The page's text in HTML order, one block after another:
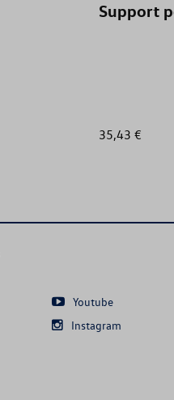
Support
35,43 €
Youtube
Instagram